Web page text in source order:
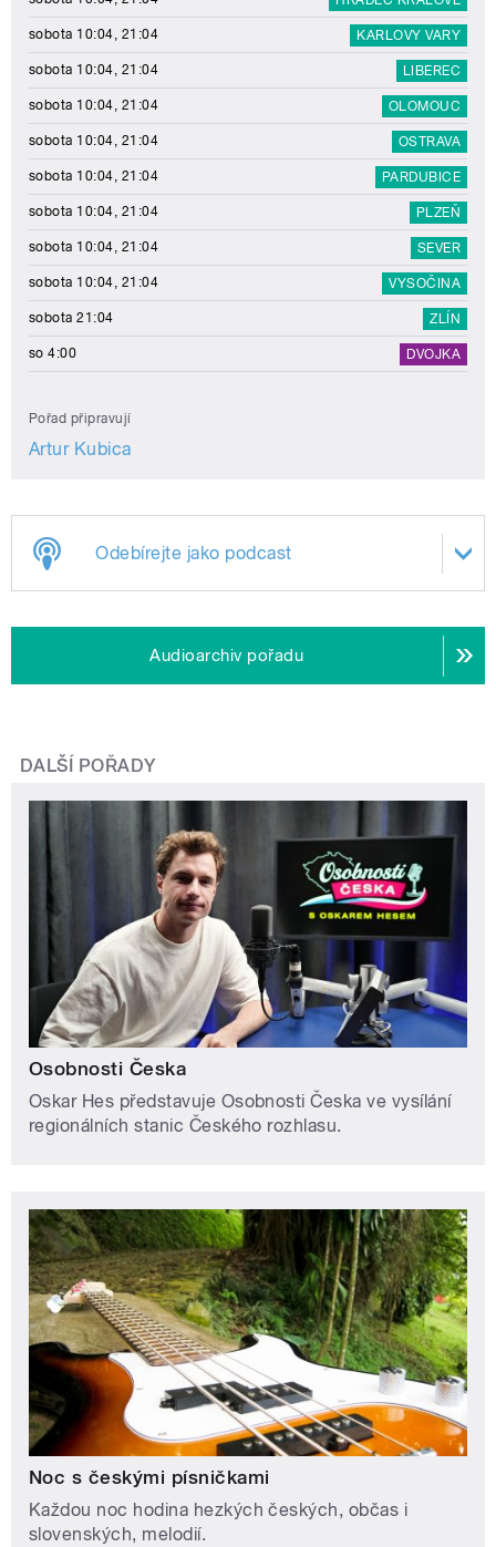
sobota 10:04, 21:04 KARLOVY VARY
sobota 10:04, 21:04 LIBEREC
sobota 10:04, 21:04 OLOMOUC
sobota 10:04, 21:04 OSTRAVA
sobota 10:04, 21:04 PARDUBICE
sobota 10:04, 21:04 PLZEŇ
sobota 10:04, 21:04 SEVER
sobota 10:04, 21:04 VYSOČINA
sobota 21:04 ZLÍN
so 4:00 DVOJKA
Pořad připravují
Artur Kubica
Odebírejte jako podcast
Audioarchiv pořadu
DALŠÍ POŘADY
Osobnosti Česka
Oskar Hes představuje Osobnosti Česka ve vysílání
regionálních stanic Českého rozhlasu.
Noc s českými písničkami
Každou noc hodina hezkých českých, občas i
slovenských, melodií.